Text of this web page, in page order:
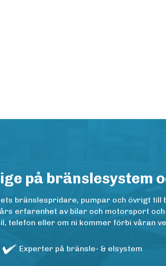
på bränslesystem
bränslespridare, pumpar och övrigt
erfarenhet av bilar och motorsport
telefon eller om ni kommer förbi våran
Experter på bränsle- & elsystem